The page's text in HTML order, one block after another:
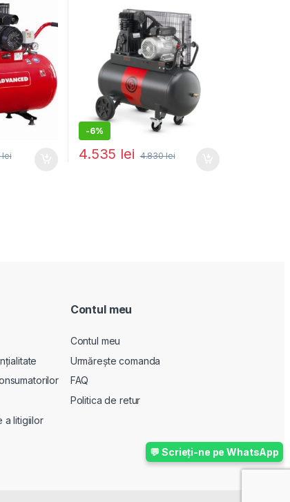
lei
l/min, 10 Bar
-6%
4.535 lei 4.830lei
💬 Scrieți-ne pe WhatsApp
a litigiilor
Contul meu
Contul meu
Urmărește comanda
FAQ
Politica de retur